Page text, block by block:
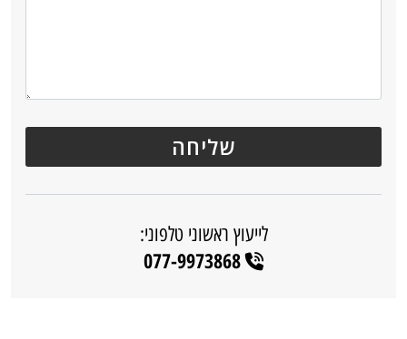
לייעוץ ראשוני טלפוני:
077-9973868